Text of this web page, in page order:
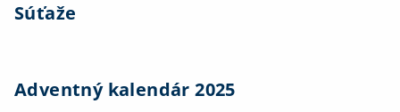
Súťaže
Adventný kalendár 2025